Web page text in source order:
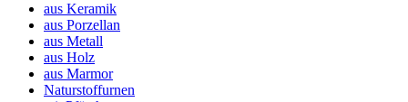
aus Keramik
aus Porzellan
aus Metall
aus Holz
aus Marmor
Naturstoffurnen